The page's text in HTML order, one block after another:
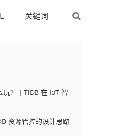
关键词
玩？丨TiDB 在 IoT 智
资源管控的设计思路